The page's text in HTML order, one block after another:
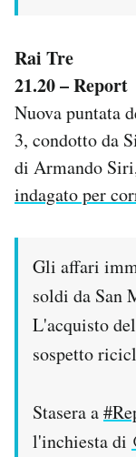
Rai Tre
21.20 – Report
Nuova puntata
3, condotto da
di Armando
indagato per
Gli affari
soldi da San
L'acquisto
sospetto
Stasera a
l'inchiesta di